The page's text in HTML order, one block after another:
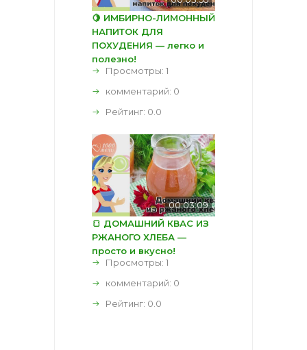
🍋 ИМБИРНО-ЛИМОННЫЙ
НАПИТОК ДЛЯ
ПОХУДЕНИЯ — легко и
полезно!
Просмотры: 1
комментарий: 0
Рейтинг: 0.0
00:03:09
🍞 ДОМАШНИЙ КВАС ИЗ
РЖАНОГО ХЛЕБА —
просто и вкусно!
Просмотры: 1
комментарий: 0
Рейтинг: 0.0